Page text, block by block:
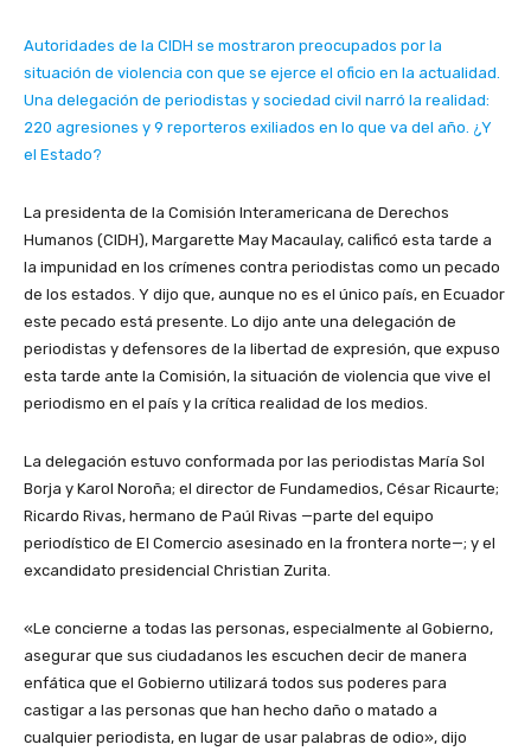
Autoridades de la CIDH se mostraron preocupados por la
situación de violencia con que se ejerce el oficio en la actualidad.
Una delegación de periodistas y sociedad civil narró la realidad:
220 agresiones y 9 reporteros exiliados en lo que va del año. ¿Y
el Estado?
La presidenta de la Comisión Interamericana de Derechos
Humanos (CIDH), Margarette May Macaulay, calificó esta tarde a
la impunidad en los crímenes contra periodistas como un pecado
de los estados. Y dijo que, aunque no es el único país, en Ecuador
este pecado está presente. Lo dijo ante una delegación de
periodistas y defensores de la libertad de expresión, que expuso
esta tarde ante la Comisión, la situación de violencia que vive el
periodismo en el país y la crítica realidad de los medios.
La delegación estuvo conformada por las periodistas María Sol
Borja y Karol Noroña; el director de Fundamedios, César Ricaurte;
Ricardo Rivas, hermano de Paúl Rivas —parte del equipo
periodístico de El Comercio asesinado en la frontera norte—; y el
excandidato presidencial Christian Zurita.
«Le concierne a todas las personas, especialmente al Gobierno,
asegurar que sus ciudadanos les escuchen decir de manera
enfática que el Gobierno utilizará todos sus poderes para
castigar a las personas que han hecho daño o matado a
cualquier periodista, en lugar de usar palabras de odio», dijo